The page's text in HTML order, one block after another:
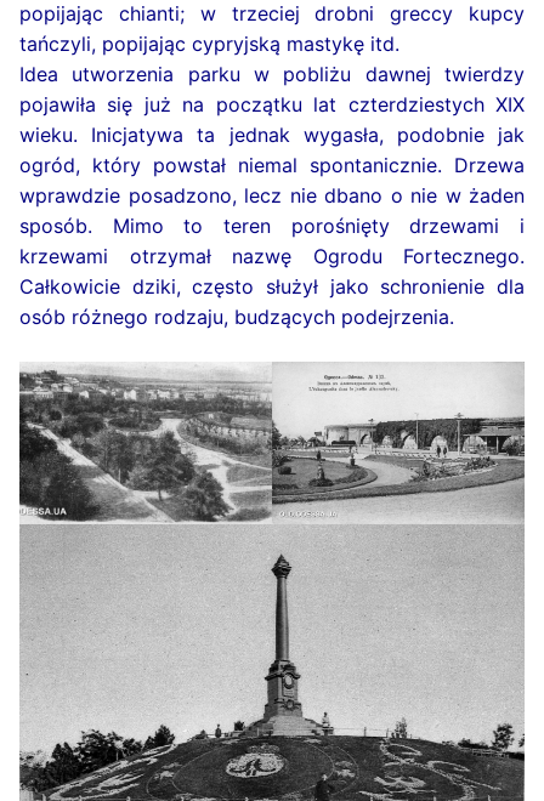
popijając chianti; w trzeciej drobni greccy kupcy
tańczyli, popijając cypryjską mastykę itd.
Idea utworzenia parku w pobliżu dawnej twierdzy
pojawiła się już na początku lat czterdziestych XIX
wieku. Inicjatywa ta jednak wygasła, podobnie jak
ogród, który powstał niemal spontanicznie. Drzewa
wprawdzie posadzono, lecz nie dbano o nie w żaden
sposób. Mimo to teren porośnięty drzewami i
krzewami otrzymał nazwę Ogrodu Fortecznego.
Całkowicie dziki, często służył jako schronienie dla
osób różnego rodzaju, budzących podejrzenia.